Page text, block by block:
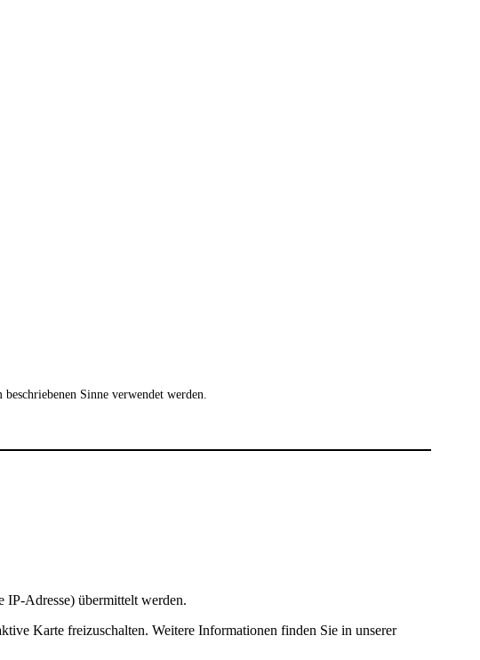
Sinne verwendet werden.
IP-Adresse) übermittelt werden.
Karte freizuschalten. Weitere Informationen finden Sie in unserer